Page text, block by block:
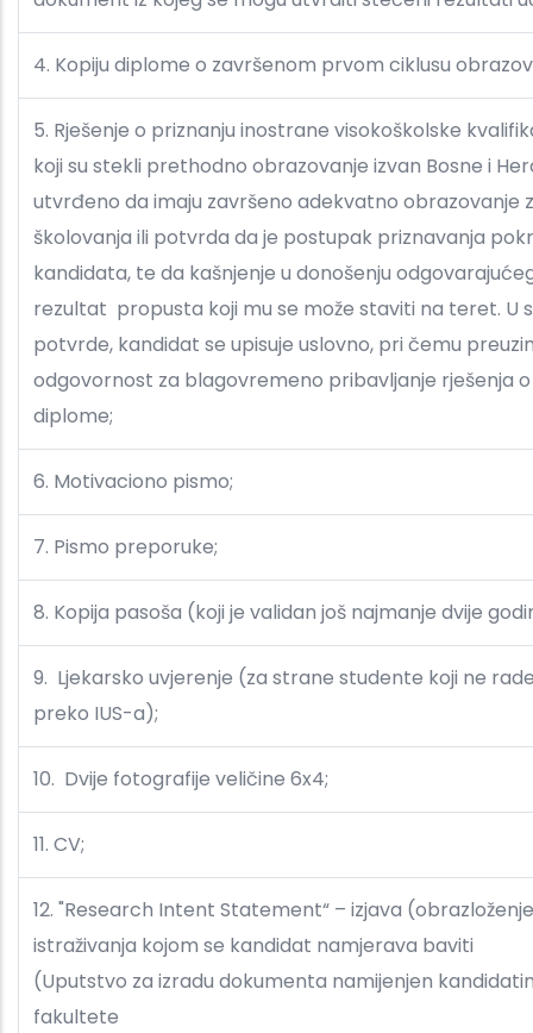
4. Kopiju diplome o završenom prvom ciklusu
5. Rješenje o priznanju inostrane visokoškolske
koji su stekli prethodno obrazovanje izvan Bosne i
utvrđeno da imaju završeno adekvatno obrazovanje
školovanja ili potvrda da je postupak priznavanja
kandidata, te da kašnjenje u donošenju
rezultat propusta koji mu se može staviti na teret. U
potvrde, kandidat se upisuje uslovno, pri čemu
odgovornost za blagovremeno pribavljanje rješenja
diplome;
6. Motivaciono pismo;
7. Pismo preporuke;
8. Kopija pasoša (koji je validan još najmanje dvije
9. Ljekarsko uvjerenje (za strane studente koji ne
preko IUS-a);
10. Dvije fotografije veličine 6x4;
11. CV;
12. "Research Intent Statement“ – izjava
istraživanja kojom se kandidat namjerava baviti
(Uputstvo za izradu dokumenta namijenjen
fakultete